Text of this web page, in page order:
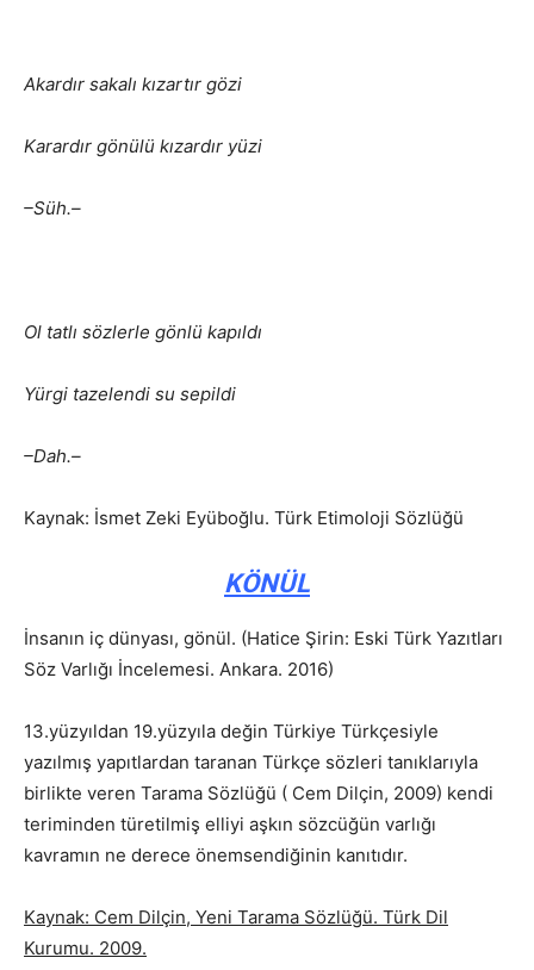
Akardır sakalı kızartır gözi
Karardır gönülü kızardır yüzi
–Süh.–
Ol tatlı sözlerle gönlü kapıldı
Yürgi tazelendi su sepildi
–Dah.–
Kaynak: İsmet Zeki Eyüboğlu. Türk Etimoloji Sözlüğü
KÖNÜL
İnsanın iç dünyası, gönül. (Hatice Şirin: Eski Türk Yazıtları
Söz Varlığı İncelemesi. Ankara. 2016)
13.yüzyıldan 19.yüzyıla değin Türkiye Türkçesiyle
yazılmış yapıtlardan taranan Türkçe sözleri tanıklarıyla
birlikte veren Tarama Sözlüğü ( Cem Dilçin, 2009) kendi
teriminden türetilmiş elliyi aşkın sözcüğün varlığı
kavramın ne derece önemsendiğinin kanıtıdır.
Kaynak: Cem Dilçin, Yeni Tarama Sözlüğü. Türk Dil
Kurumu. 2009.